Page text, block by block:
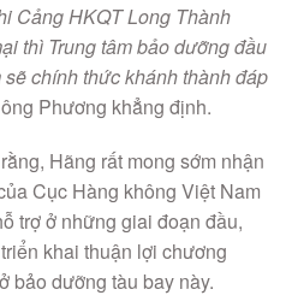
Cảng HKQT Long Thành
thì Trung tâm bảo dưỡng đầu
chính thức khánh thành đáp
ông Phương khẳng định.
Hãng rất mong sớm nhận
Cục Hàng không Việt Nam
trợ ở những giai đoạn đầu,
khai thuận lợi chương
bảo dưỡng tàu bay này.